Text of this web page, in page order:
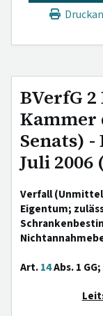
BVerfG 2
Kammer
Senats) -
Juli 2006
Verfall
Eigentum;
Art.14Abs. 1